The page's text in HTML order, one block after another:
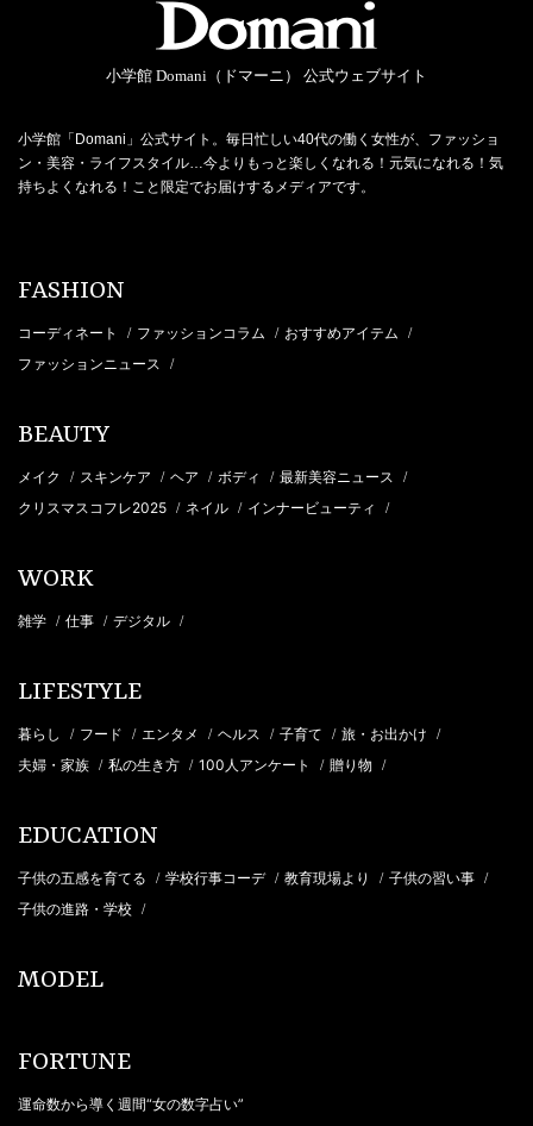
小学館 Domani（ドマーニ） 公式ウェブサイト
小学館「Domani」公式サイト。毎日忙しい40代の働く女性が、ファッショ
ン・美容・ライフスタイル…今よりもっと楽しくなれる！元気になれる！気
持ちよくなれる！こと限定でお届けするメディアです。
FASHION
コーディネート / ファッションコラム / おすすめアイテム /
ファッションニュース /
BEAUTY
メイク / スキンケア / ヘア / ボディ / 最新美容ニュース /
クリスマスコフレ2025 / ネイル / インナービューティ /
WORK
雑学 / 仕事 / デジタル /
LIFESTYLE
暮らし / フード / エンタメ / ヘルス / 子育て / 旅・お出かけ /
夫婦・家族 / 私の生き方 / 100人アンケート / 贈り物 /
EDUCATION
子供の五感を育てる / 学校行事コーデ / 教育現場より / 子供の習い事 /
子供の進路・学校 /
MODEL
FORTUNE
運命数から導く週間“女の数字占い”